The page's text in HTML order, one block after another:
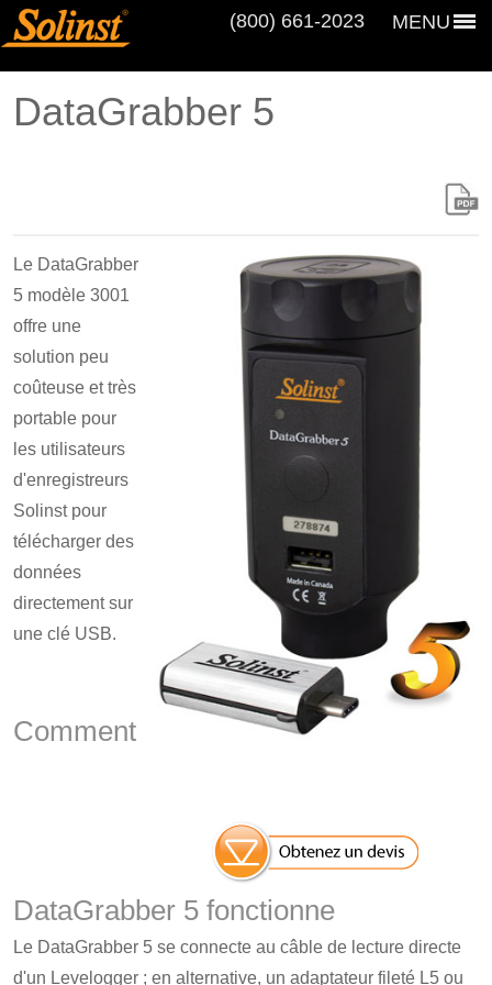
MENU
(800) 661‑2023
DataGrabber 5
Le DataGrabber
5 modèle 3001
offre une
solution peu
coûteuse et très
portable pour
les utilisateurs
d'enregistreurs
Solinst pour
télécharger des
données
directement sur
une clé USB.
Comment
DataGrabber 5 fonctionne
Le DataGrabber 5 se connecte au câble de lecture directe
d'un Levelogger ; en alternative, un adaptateur fileté L5 ou